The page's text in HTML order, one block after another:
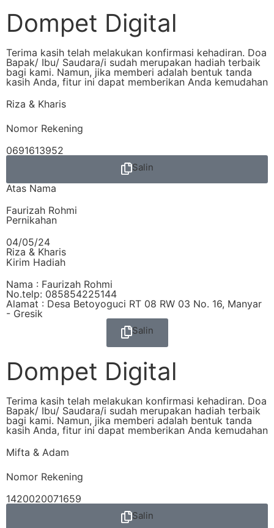
Dompet Digital
Terima kasih telah melakukan konfirmasi kehadiran. Doa
Bapak/ Ibu/ Saudara/i sudah merupakan hadiah terbaik
bagi kami. Namun, jika memberi adalah bentuk tanda
kasih Anda, fitur ini dapat memberikan Anda kemudahan
Riza & Kharis
Nomor Rekening
0691613952
Salin
Atas Nama
Faurizah Rohmi
Pernikahan
04/05/24
Riza & Kharis
Kirim Hadiah
Nama : Faurizah Rohmi
No.telp: 085854225144
Alamat : Desa Betoyoguci RT 08 RW 03 No. 16, Manyar
- Gresik
Salin
Dompet Digital
Terima kasih telah melakukan konfirmasi kehadiran. Doa
Bapak/ Ibu/ Saudara/i sudah merupakan hadiah terbaik
bagi kami. Namun, jika memberi adalah bentuk tanda
kasih Anda, fitur ini dapat memberikan Anda kemudahan
Mifta & Adam
Nomor Rekening
1420020071659
Salin